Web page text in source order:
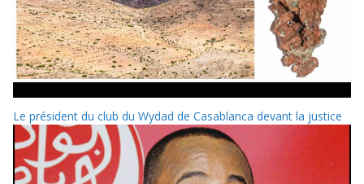
Le président du club du Wydad de Casablanca devant la justice